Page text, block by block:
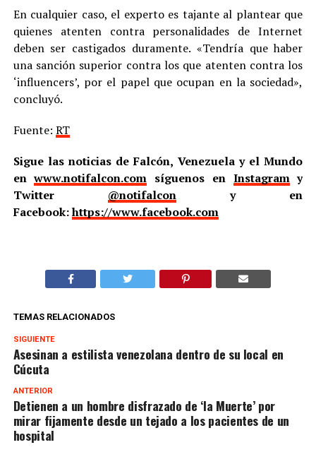
En cualquier caso, el experto es tajante al plantear que
quienes atenten contra personalidades de Internet
deben ser castigados duramente. «Tendría que haber
una sanción superior contra los que atenten contra los
‘influencers’, por el papel que ocupan en la sociedad»,
concluyó.
Fuente: RT
Sigue las noticias de Falcón, Venezuela y el Mundo
enwww.notifalcon.com síguenos en Instagramy
Twitter @notifalcony en
Facebook:https://www.facebook.com
TEMAS RELACIONADOS
SIGUIENTE
Asesinan a estilista venezolana dentro de su local en
Cúcuta
ANTERIOR
Detienen a un hombre disfrazado de ‘la Muerte’ por
mirar fijamente desde un tejado a los pacientes de un
hospital